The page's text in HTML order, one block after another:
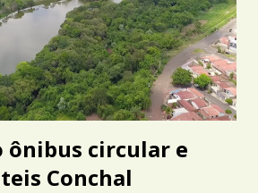
ônibus circular e
Conchal